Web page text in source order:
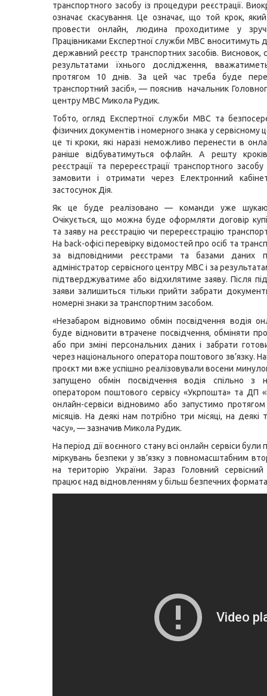
транспортного засобу із процедури реєстрації.
означає скасування. Це означає, що той крок,
провести онлайн, людина проходитиме у
Працівниками Експертної служби МВС вноситимуть
державний реєстр транспортних засобів. Висновок,
результатами їхнього дослідження,
протягом 10 днів. За цей час треба буде
транспортний засіб», — пояснив начальник
центру МВС Микола Рудик.
Тобто, огляд Експертної служби МВС та
фізичних документів і номерного знака у
це ті кроки, які наразі неможливо перенести в
раніше відбуватимуться офлайн. А решту
реєстрації та перереєстрації транспортного
замовити і отримати через Електронний
застосунок Дія.
Як це буде реалізовано — команди уже
Очікується, що можна буде оформляти договір
та заяву на реєстрацію чи перереєстрацію
На back-офісі перевірку відомостей про осіб та
за відповідними реєстрами та базами даних
адміністратор сервісного центру МВС і за
підтверджуватиме або відхилятиме заяву. Після
заяви залишиться тільки прийти забрати
номерні знаки за транспортним засобом.
«Незабаром відновимо обмін посвідчення водія
буде відновити втрачене посвідчення, обміняти
або при зміні персональних даних і забрати
через національного оператора поштового зв’язку.
проєкт ми вже успішно реалізовували восени
запущено обмін посвідчення водія спільно з
оператором поштового сервісу «Укрпошта» та ДП
онлайн-сервіси відновимо або запустимо
місяців. На деякі нам потрібно три місяці, на деякі
часу», — зазначив Микола Рудик.
На період дії воєнного стану всі онлайн сервіси були
міркувань безпеки у зв’язку з повномасштабним
на територію України. Зараз Головний
працює над відновленням у більш безпечних